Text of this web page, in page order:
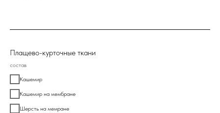
Плащево-курточные ткани
состав
Кашемир
Кашемир на мембране
Шерсть на мемране